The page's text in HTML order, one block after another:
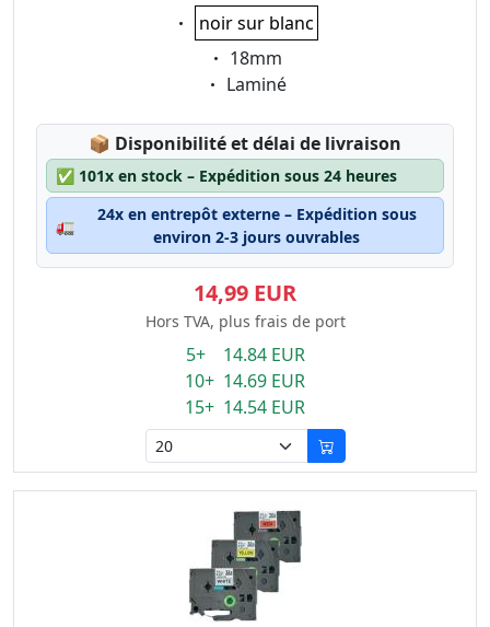
Eigenschaft:
noir sur blanc
Eigenschaft:
18mm
Eigenschaft:
Laminé
📦 Lagerstatus:
Disponibilité et délai de livraison
✅ 101x en stock – Expédition sous 24 heures
🚛
24x en entrepôt externe – Expédition sous
environ 2-3 jours ouvrables
14,99 EUR
Hors TVA, plus frais de port
5+ 14.84 EUR
10+ 14.69 EUR
15+ 14.54 EUR